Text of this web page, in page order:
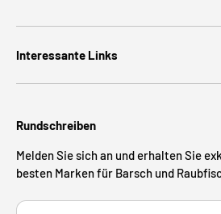
Interessante Links
Rundschreiben
Melden Sie sich an und erhalten Sie
besten Marken für Barsch und
E-Mail